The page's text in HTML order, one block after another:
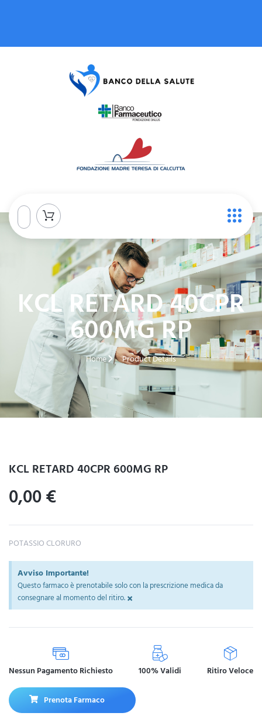
KCL RETARD 40CPR
600MG RP
Home Product Details
KCL RETARD 40CPR 600MG RP
0,00€
POTASSIO CLORURO
Avviso Importante!
Questo farmaco è prenotabile solo con la prescrizione medica da
consegnare al momento del ritiro.×
Nessun Pagamento Richiesto 100% Validi Ritiro Veloce
Prenota Farmaco